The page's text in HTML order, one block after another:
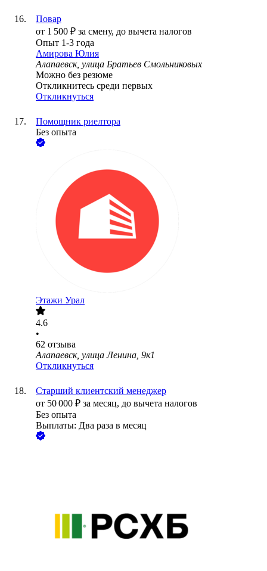
Повар
от 1 500 ₽ за смену, до вычета налогов
Опыт 1-3 года
Амирова Юлия
Алапаевск, улица Братьев Смольниковых
Можно без резюме
Откликнитесь среди первых
Откликнуться
Помощник риелтора
Без опыта
Этажи Урал
4.6
•
62 отзыва
Алапаевск, улица Ленина, 9к1
Откликнуться
Старший клиентский менеджер
от 50 000 ₽ за месяц, до вычета налогов
Без опыта
Выплаты: Два раза в месяц